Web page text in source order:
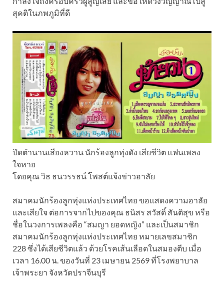
สุคติในภพภูมิที่ดี
ปิดตำนานเสียงหวาน นักร้องลูกทุ่งดัง เสียชีวิต แฟนเพลง
ใจหาย
โดยคุณ วิธ ธนวรรธน์ โพสต์แจ้งข่าวอาลัย
สมาคมนักร้องลูกทุ่งแห่งประเทศไทย ขอแสดงความอาลัย
และเสียใจ ต่อการจากไปของคุณ ธนิสร สวัสดิ์ สันติสุข หรือ
ชื่อในวงการเพลงคือ “สมญา ยอดหญิง” และเป็นสมาชิก
สมาคมนักร้องลูกทุ่งแห่งประเทศไทย หมายเลขสมาชิก
228 ซึ่งได้เสียชีวิตแล้ว ด้วยโรคเส้นเลือดในสมองตีบ เมื่อ
เวลา 16.00 น. ของวันที่ 23 เมษายน 2569 ที่โรงพยาบาล
เจ้าพระยา จังหวัดปราจีนบุรี